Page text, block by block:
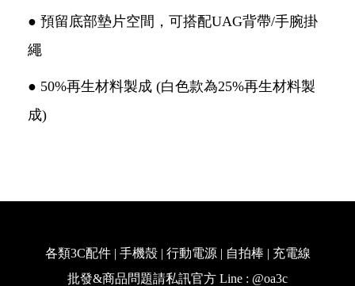
● 預留底部墊片空間，可搭配UAG背帶/手腕掛
繩
● 50%再生材料製成 (白色款為25%再生材料製
成)
各類3C配件 | 手機殼 | 行動電源 | 自拍棒 | 充電線
批發&商品問題請私訊官方 Line : @oa3c